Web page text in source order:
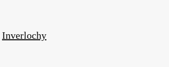
Inverlochy